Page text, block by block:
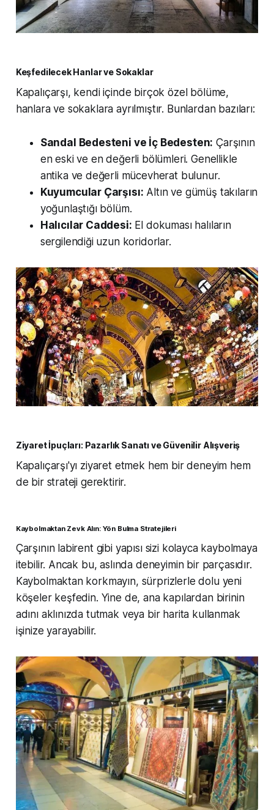
Keşfedilecek Hanlar ve Sokaklar
Kapalıçarşı, kendi içinde birçok özel bölüme,
hanlara ve sokaklara ayrılmıştır. Bunlardan bazıları:
Sandal Bedesteni ve İç Bedesten: Çarşının
en eski ve en değerli bölümleri. Genellikle
antika ve değerli mücevherat bulunur.
Kuyumcular Çarşısı: Altın ve gümüş takıların
yoğunlaştığı bölüm.
Halıcılar Caddesi: El dokuması halıların
sergilendiği uzun koridorlar.
Ziyaret İpuçları: Pazarlık Sanatı ve Güvenilir Alışveriş
Kapalıçarşı'yı ziyaret etmek hem bir deneyim hem
de bir strateji gerektirir.
Kaybolmaktan Zevk Alın: Yön Bulma Stratejileri
Çarşının labirent gibi yapısı sizi kolayca kaybolmaya
itebilir. Ancak bu, aslında deneyimin bir parçasıdır.
Kaybolmaktan korkmayın, sürprizlerle dolu yeni
köşeler keşfedin. Yine de, ana kapılardan birinin
adını aklınızda tutmak veya bir harita kullanmak
işinize yarayabilir.